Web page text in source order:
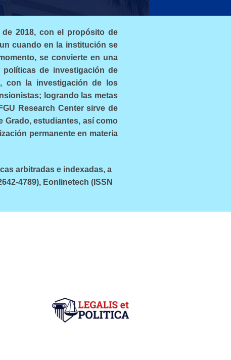
2018, con el propósito de
cuando en la institución se
se convierte en una
de investigación de
con la investigación de los
logrando las metas
Research Center sirve de
Grado, estudiantes, así como
permanente en materia
arbitradas e indexadas, a
4789), Eonlinetech (ISSN